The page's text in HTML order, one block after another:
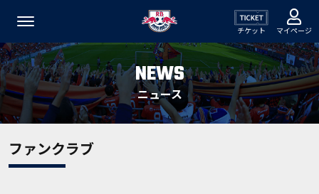
チケット マイページ
NEWS
ニュース
ファンクラブ